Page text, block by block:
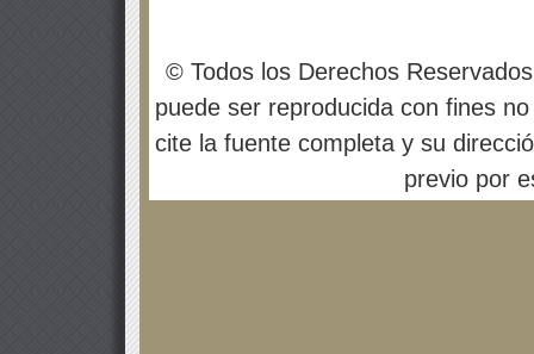
© Todos los Derechos
puede ser reproducida con fines
cite la fuente completa y su
previo por